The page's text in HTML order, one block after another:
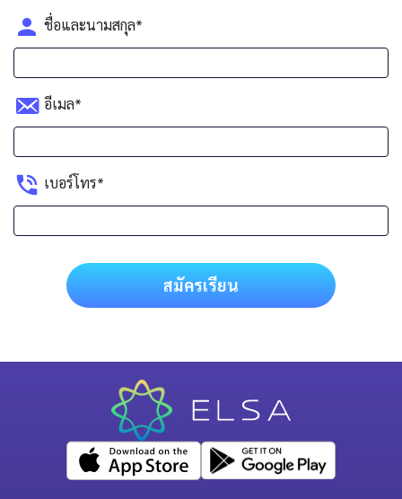
ชื่อและนามสกุล*
อีเมล*
เบอร์โทร*
สมัครเรียน